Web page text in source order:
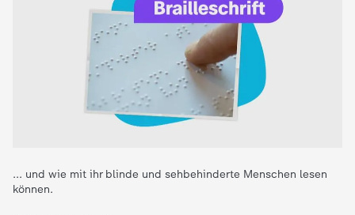
... und wie mit ihr blinde und sehbehinderte Menschen lesen
können.